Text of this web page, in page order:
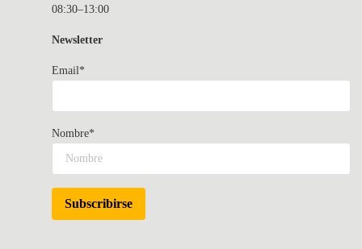
08:30–13:00
Newsletter
Email*
Nombre*